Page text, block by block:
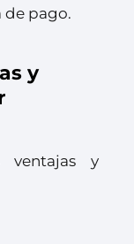
de pago.
y
ventajas y